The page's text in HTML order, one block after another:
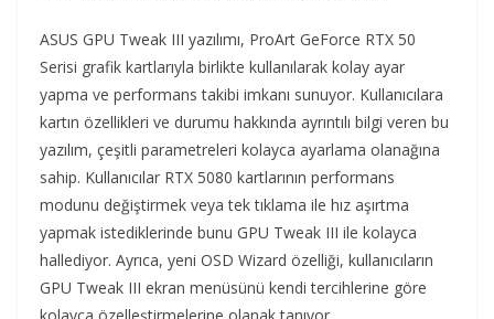
ASUS GPU Tweak III yazılımı, ProArt GeForce RTX 50
Serisi grafik kartlarıyla birlikte kullanılarak kolay ayar
yapma ve performans takibi imkanı sunuyor. Kullanıcılara
kartın özellikleri ve durumu hakkında ayrıntılı bilgi veren bu
yazılım, çeşitli parametreleri kolayca ayarlama olanağına
sahip. Kullanıcılar RTX 5080 kartlarının performans
modunu değiştirmek veya tek tıklama ile hız aşırtma
yapmak istediklerinde bunu GPU Tweak III ile kolayca
hallediyor. Ayrıca, yeni OSD Wizard özelliği, kullanıcıların
GPU Tweak III ekran menüsünü kendi tercihlerine göre